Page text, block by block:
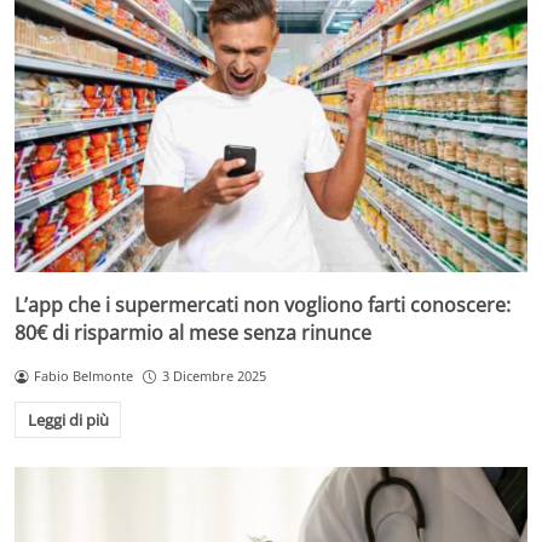
L’app che i supermercati non vogliono farti conoscere:
80€ di risparmio al mese senza rinunce
Fabio Belmonte 3 Dicembre 2025
Leggi di più